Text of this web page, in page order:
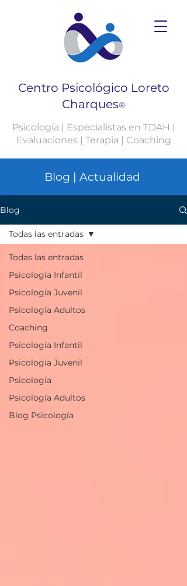
Centro Psicológico Loreto
Charques®
Psicología | Especialistas en TDAH |
Evaluaciones | Terapia | Coaching
Blog | Actualidad
Blog
Todas las entradas
Psicología Infantil
Psicología Juvenil
Psicología Adultos
Coaching
Psicología Infantil
Psicología Juvenil
Psicología
Psicología Adultos
Blog Psicología
Todas las entradas